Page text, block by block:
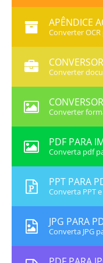
APÊNDICE
Converter
Converter
Converter
PDF PARA
Converta pdf
PPT PARA
Converta PPT
JPG PARA
Converta JPG